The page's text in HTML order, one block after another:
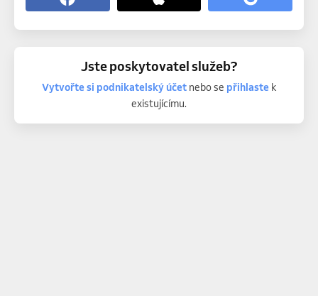
Jste poskytovatel služeb?
Vytvořte si podnikatelský účetnebo se přihlastek
existujícímu.